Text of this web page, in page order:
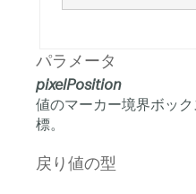
パラメータ
pixelPosition
値のマーカー境界ボッ
標。
戻り値の型